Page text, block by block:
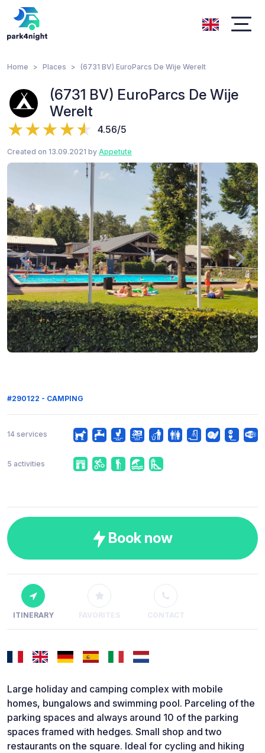
Home Places (6731 BV) EuroParcs De Wije Werelt
(6731 BV) EuroParcs De Wije
Werelt
4.56/5
Created on 13.09.2021 by Appetute
#290122 - CAMPING
14 services
5 activities
Book now
ITINERARY FAVORITES CONTACT
Large holiday and camping complex with mobile
homes, bungalows and swimming pool. Parceling of the
parking spaces and always around 10 of the parking
spaces framed with hedges. Small shop and two
restaurants on the square. Ideal for cycling and hiking